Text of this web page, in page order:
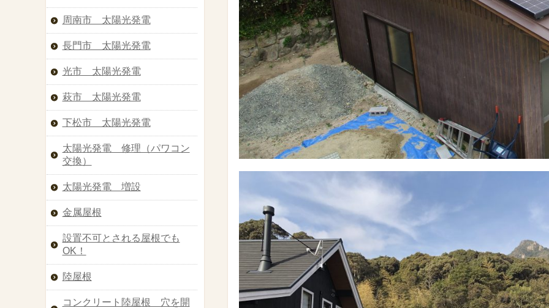
周南市 太陽光発電
長門市 太陽光発電
光市 太陽光発電
萩市 太陽光発電
下松市 太陽光発電
太陽光発電 修理（パワコン
交換）
太陽光発電 増設
金属屋根
設置不可とされる屋根でも
OK！
陸屋根
コンクリート陸屋根 穴を開